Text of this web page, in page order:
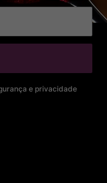
e privacidade